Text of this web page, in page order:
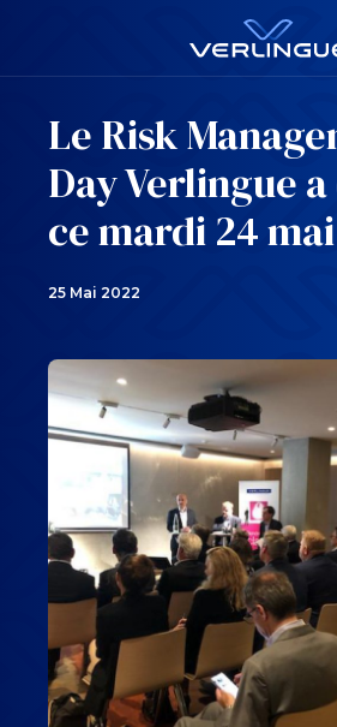
Le Risk
Day Verlingue
ce mardi 24
25 Mai 2022